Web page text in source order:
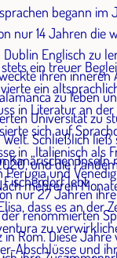
begann im
nur 14 Jahren die
Englisch zu
ihren inneren
zu leben
Universität zu
Schließlich ließ
Kanarischen Inseln
lebt.
ein treuer
ein
in Literatur an
sich auf
in „Italienisch als
und
nur 27 Jahren
renommierten
Rom. Diese
und die
mehreren
dass es an der
zu
Abschlüsse und